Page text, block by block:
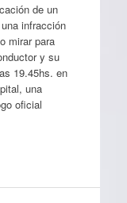
de un
infracción
mirar para
y su
19.45hs. en
una
oficial